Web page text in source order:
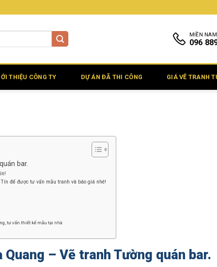
MIỀN NAM
096
THIỆU CÔNG TY DỰ ÁN ĐÃ THI CÔNG GIÁ VẼ TRANH
bar.
để được tư vấn mẫu tranh và báo giá nhé!
tư vấn thiết kế mẫu tại nhà
– Vẽ tranh Tường quán bar.